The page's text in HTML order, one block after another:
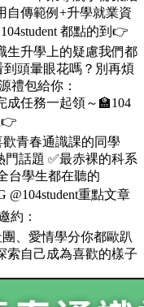
自傳範例+升學就業資
都點的到👉
生升學上的疑慮我們都
頭暈眼花嗎？別再煩
禮包給你：
成任務一起領～🏫104
👉
歡青春通識課的同學
話題 ✅最赤裸的科系
台學生都在聽的
@104student重點文章
約：
團、愛情學分你都歐趴
索自己成為喜歡的樣子